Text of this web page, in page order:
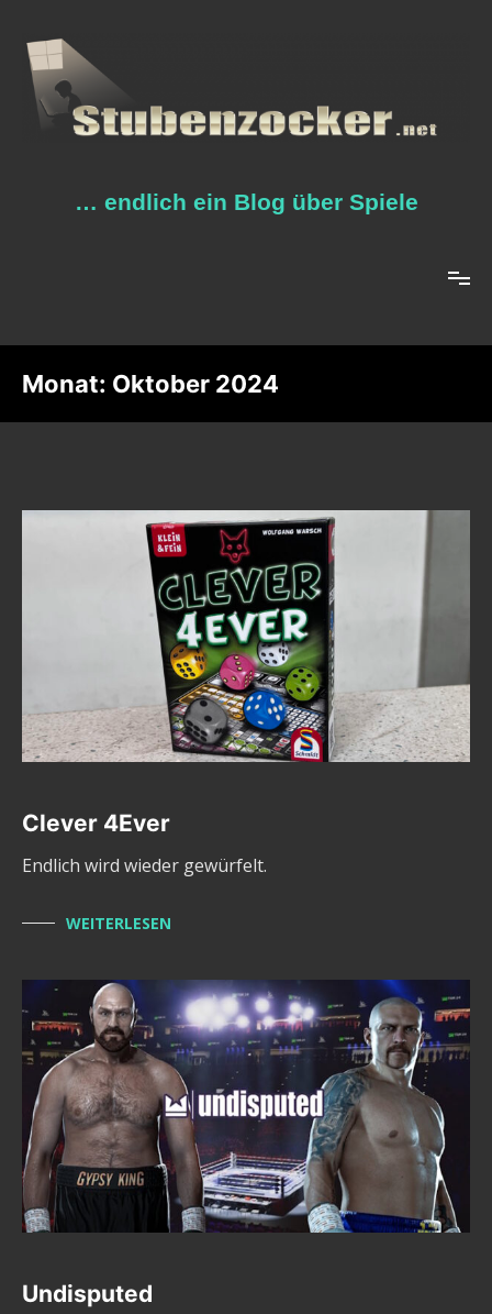
Inhalt
springen
… endlich ein Blog über Spiele
Monat: Oktober 2024
Clever 4Ever
Endlich wird wieder gewürfelt.
WEITERLESEN
Undisputed